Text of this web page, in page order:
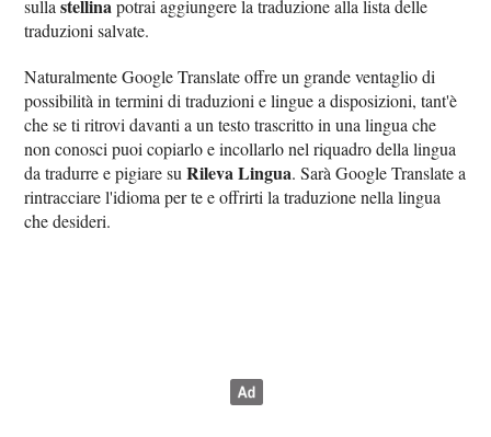
sullastellinapotrai aggiungere la traduzione alla lista delle
traduzioni salvate.
Naturalmente Google Translate offre un grande ventaglio di
possibilità in termini di traduzioni e lingue a disposizioni, tant'è
che se ti ritrovi davanti a un testo trascritto in una lingua che
non conosci puoi copiarlo e incollarlo nel riquadro della lingua
da tradurre e pigiare suRileva Lingua. Sarà Google Translate a
rintracciare l'idioma per te e offrirti la traduzione nella lingua
che desideri.